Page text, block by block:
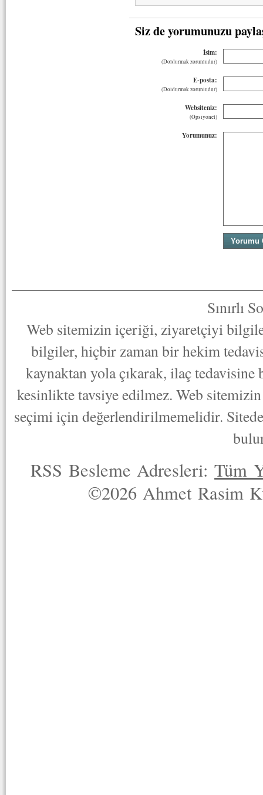
Siz de yorumunuzu
İsim:
(Doldurmak zorunludur)
E-posta:
(Doldurmak zorunludur)
Websiteniz:
(Opsiyonel)
Yorumunuz:
Sınırlı
Web sitemizin içeriği, ziyaretçiyi
bilgiler, hiçbir zaman bir hekim
kaynaktan yola çıkarak, ilaç
kesinlikte tavsiye edilmez. Web
seçimi için değerlendirilmemelidir.
RSS Besleme Adresleri:Tüm
©2026 Ahmet Rasim